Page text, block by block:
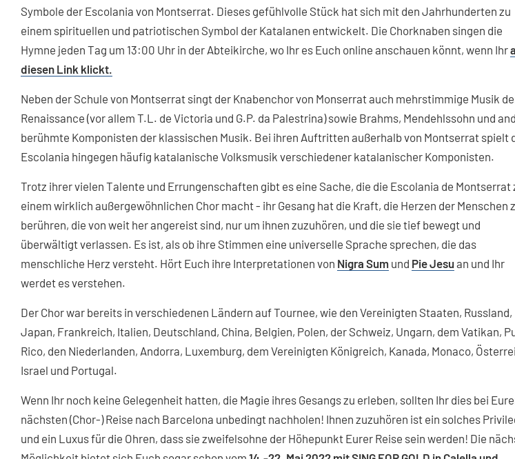
Symbole der Escolania von Montserrat. Dieses gefühlvolle Stück hat sich mit den Jahrhunderten zu
einem spirituellen und patriotischen Symbol der Katalanen entwickelt. Die Chorknaben singen die
Hymne jeden Tag um 13:00 Uhr in der Abteikirche, wo Ihr es Euch online anschauen könnt, wenn Ihr
diesen Link klickt.
Neben der Schule von Montserrat singt der Knabenchor von Monserrat auch mehrstimmige Musik
Renaissance (vor allem T.L. de Victoria und G.P. da Palestrina) sowie Brahms, Mendehlssohn und
berühmte Komponisten der klassischen Musik. Bei ihren Auftritten außerhalb von Montserrat spielt
Escolania hingegen häufig katalanische Volksmusik verschiedener katalanischer Komponisten.
Trotz ihrer vielen Talente und Errungenschaften gibt es eine Sache, die die Escolania de Montserrat
einem wirklich außergewöhnlichen Chor macht - ihr Gesang hat die Kraft, die Herzen der Menschen
berühren, die von weit her angereist sind, nur um ihnen zuzuhören, und die sie tief bewegt und
überwältigt verlassen. Es ist, als ob ihre Stimmen eine universelle Sprache sprechen, die das
menschliche Herz versteht. Hört Euch ihre Interpretationen von Nigra Sum und Pie Jesuan und Ihr
werdet es verstehen.
Der Chor war bereits in verschiedenen Ländern auf Tournee, wie den Vereinigten Staaten, Russland,
Japan, Frankreich, Italien, Deutschland, China, Belgien, Polen, der Schweiz, Ungarn, dem Vatikan,
Rico, den Niederlanden, Andorra, Luxemburg, dem Vereinigten Königreich, Kanada, Monaco,
Israel und Portugal.
Wenn Ihr noch keine Gelegenheit hatten, die Magie ihres Gesangs zu erleben, sollten Ihr dies bei
nächsten (Chor-) Reise nach Barcelona unbedingt nachholen! Ihnen zuzuhören ist ein solches
und ein Luxus für die Ohren, dass sie zweifelsohne der Höhepunkt Eurer Reise sein werden! Die